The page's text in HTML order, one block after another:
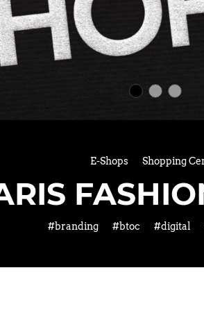
E-Shops Shopping
#branding #btoc #digital